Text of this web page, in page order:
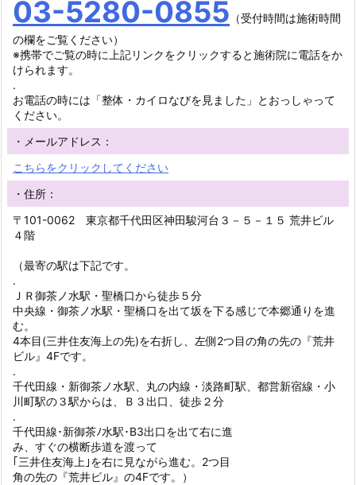
03-5280-0855 （受付時間は施術時間
の欄をご覧ください）
※携帯でご覧の時に上記リンクをクリックすると施術院に電話をか
けられます。
.
お電話の時には「整体・カイロなびを見ました」とおっしゃって
ください。
・メールアドレス：
こちらをクリックしてください
・住所：
〒101-0062 東京都千代田区神田駿河台３－５－１５ 荒井ビル
４階
（最寄の駅は下記です。
.
ＪＲ御茶ノ水駅・聖橋口から徒歩５分
中央線・御茶ノ水駅・聖橋口を出て坂を下る感じで本郷通りを進
む。
4本目(三井住友海上の先)を右折し、左側2つ目の角の先の『荒井
ビル』4Fです。
.
千代田線・新御茶ノ水駅、丸の内線・淡路町駅、都営新宿線・小
川町駅の３駅からは、Ｂ３出口、徒歩２分
.
千代田線･新御茶ﾉ水駅･B3出口を出て右に進
み、すぐの横断歩道を渡って
｢三井住友海上｣を右に見ながら進む。2つ目
角の先の『荒井ビル』の4Fです。）